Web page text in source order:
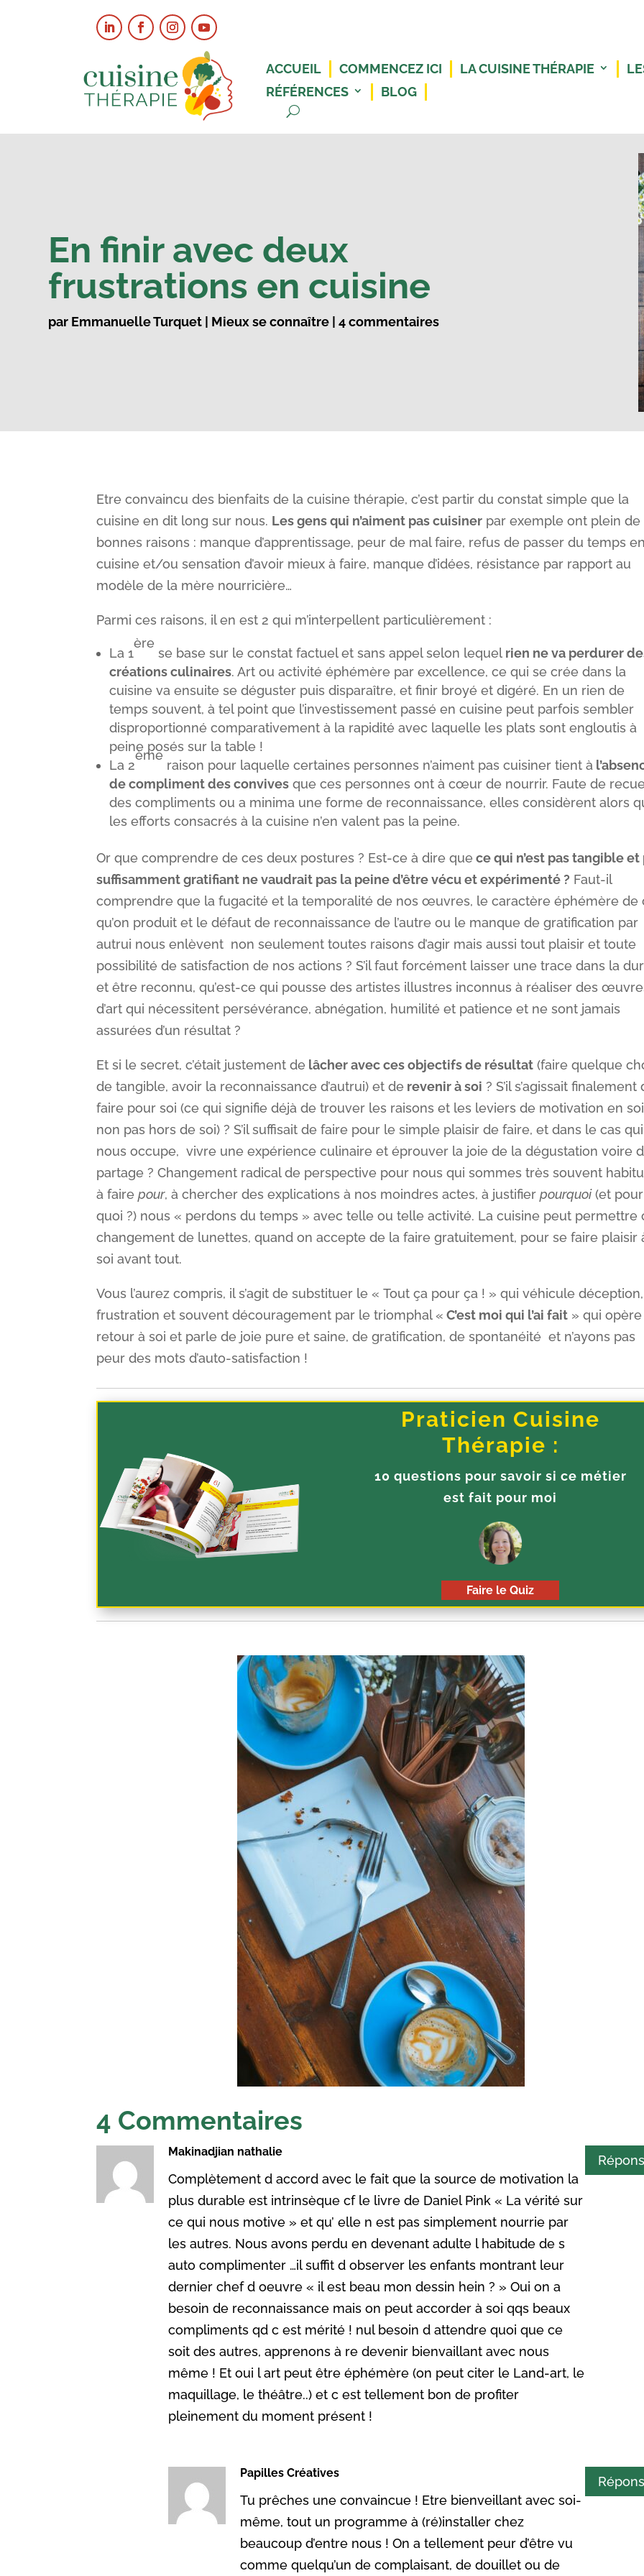
ACCUEIL COMMENCEZ ICI LA CUISINE THÉRAPIE
RÉFÉRENCES
BLOG
En finir avec deux
frustrations en cuisine
par Emmanuelle Turquet | Mieux se connaître |4 commentaires
Etre convaincu des bienfaits de la cuisine thérapie, c’est partir du constat simple que la
cuisine en dit long sur nous. Les gens qui n’aiment pas cuisiner par exemple ont plein de
bonnes raisons : manque d’apprentissage, peur de mal faire, refus de passer du temps
cuisine et/ou sensation d’avoir mieux à faire, manque d’idées, résistance par rapport au
modèle de la mère nourricière…
Parmi ces raisons, il en est 2 qui m’interpellent particulièrement :
La 1
ère
se base sur le constat factuel et sans appel selon lequel rien ne va perdurer
créations culinaires. Art ou activité éphémère par excellence, ce qui se crée dans la
cuisine va ensuite se déguster puis disparaître, et finir broyé et digéré. En un rien de
temps souvent, à tel point que l’investissement passé en cuisine peut parfois sembler
disproportionné comparativement à la rapidité avec laquelle les plats sont engloutis à
peine posés sur la table !
La 2
ème
raison pour laquelle certaines personnes n’aiment pas cuisiner tient à
de compliment des convives que ces personnes ont à cœur de nourrir. Faute de
des compliments ou a minima une forme de reconnaissance, elles considèrent alors
les efforts consacrés à la cuisine n’en valent pas la peine.
Or que comprendre de ces deux postures ? Est-ce à dire que ce qui n’est pas tangible et
suffisamment gratifiant ne vaudrait pas la peine d’être vécu et expérimenté ? Faut-il
comprendre que la fugacité et la temporalité de nos œuvres, le caractère éphémère de
qu’on produit et le défaut de reconnaissance de l’autre ou le manque de gratification par
autrui nous enlèvent non seulement toutes raisons d’agir mais aussi tout plaisir et toute
possibilité de satisfaction de nos actions ? S’il faut forcément laisser une trace dans la
et être reconnu, qu’est-ce qui pousse des artistes illustres inconnus à réaliser des
d’art qui nécessitent persévérance, abnégation, humilité et patience et ne sont jamais
assurées d’un résultat ?
Et si le secret, c’était justement de lâcher avec ces objectifs de résultat (faire quelque
de tangible, avoir la reconnaissance d’autrui) et de revenir à soi ? S’il s’agissait finalement
faire pour soi (ce qui signifie déjà de trouver les raisons et les leviers de motivation en
non pas hors de soi) ? S’il suffisait de faire pour le simple plaisir de faire, et dans le cas qui
nous occupe, vivre une expérience culinaire et éprouver la joie de la dégustation voire
partage ? Changement radical de perspective pour nous qui sommes très souvent
à fairepour, à chercher des explications à nos moindres actes, à justifierpourquoi(et pour
quoi ?) nous « perdons du temps » avec telle ou telle activité. La cuisine peut permettre
changement de lunettes, quand on accepte de la faire gratuitement, pour se faire plaisir
soi avant tout.
Vous l’aurez compris, il s’agit de substituer le « Tout ça pour ça ! » qui véhicule déception,
frustration et souvent découragement par le triomphal « C’est moi qui l’ai fait » qui
retour à soi et parle de joie pure et saine, de gratification, de spontanéité et n’ayons pas
peur des mots d’auto-satisfaction !
Praticien Cuisine
Thérapie :
10 questions pour savoir si ce métier
est fait pour moi
Faire le Quiz
4 Commentaires
Makinadjian nathalie
Complètement d accord avec le fait que la source de motivation la
plus durable est intrinsèque cf le livre de Daniel Pink « La vérité sur
ce qui nous motive » et qu’ elle n est pas simplement nourrie par
les autres. Nous avons perdu en devenant adulte l habitude de s
auto complimenter …il suffit d observer les enfants montrant leur
dernier chef d oeuvre « il est beau mon dessin hein ? » Oui on a
besoin de reconnaissance mais on peut accorder à soi qqs beaux
compliments qd c est mérité ! nul besoin d attendre quoi que ce
soit des autres, apprenons à re devenir bienvaillant avec nous
même ! Et oui l art peut être éphémère (on peut citer le Land-art, le
maquillage, le théâtre..) et c est tellement bon de profiter
pleinement du moment présent !
Papilles Créatives
Tu prêches une convaincue ! Etre bienveillant avec soi-
même, tout un programme à (ré)installer chez
beaucoup d’entre nous ! On a tellement peur d’être vu
comme quelqu’un de complaisant, de douillet ou de